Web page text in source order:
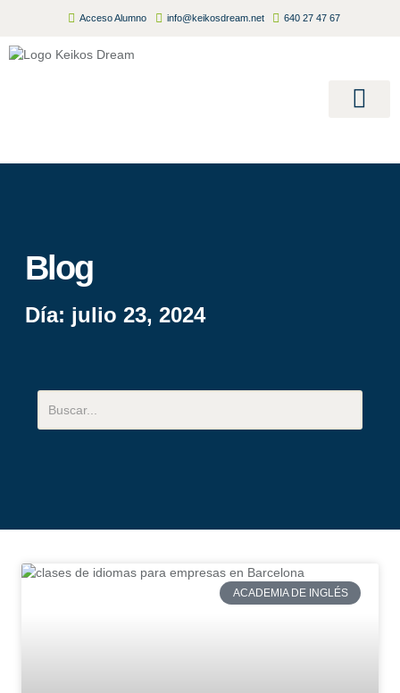
Acceso Alumno info@keikosdream.net 640 27 47 67
Blog
Día: julio 23, 2024
ACADEMIA DE INGLÉS